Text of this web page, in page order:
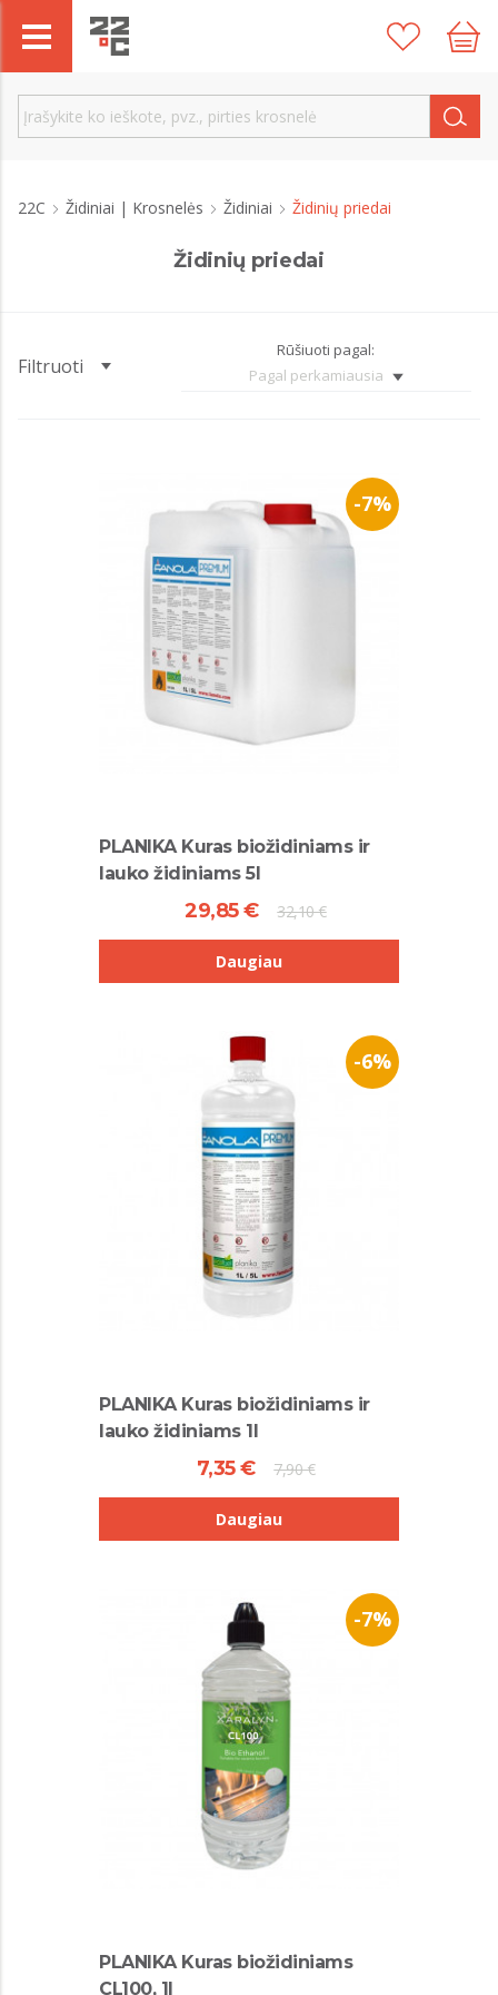
22C Židiniai | Krosnelės Židiniai Židinių priedai
Židinių priedai
Filtruoti
Rūšiuoti pagal:
Pagal perkamiausia
-7%
PLANIKA Kuras biožidiniams ir
lauko židiniams 5l
29,85 € 32,10 €
Daugiau
-6%
PLANIKA Kuras biožidiniams ir
lauko židiniams 1l
7,35 € 7,90 €
Daugiau
-7%
PLANIKA Kuras biožidiniams
CL100, 1l